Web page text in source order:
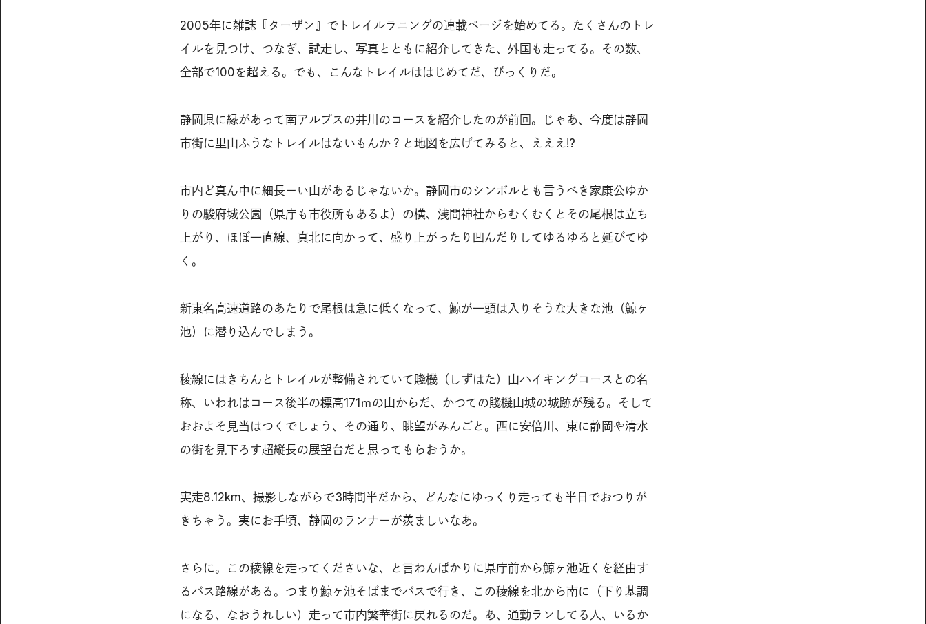
2005年に雑誌『ターザン』でトレイルラニングの連載ページを始めてる。たくさんのトレ
イルを見つけ、つなぎ、試走し、写真とともに紹介してきた、外国も走ってる。その数、
全部で100を超える。でも、こんなトレイルははじめてだ、びっくりだ。
静岡県に縁があって南アルプスの井川のコースを紹介したのが前回。じゃあ、今度は静岡
市街に里山ふうなトレイルはないもんか？と地図を広げてみると、えええ!?
市内ど真ん中に細長ーい山があるじゃないか。静岡市のシンボルとも言うべき家康公ゆか
りの駿府城公園（県庁も市役所もあるよ）の横、浅間神社からむくむくとその尾根は立ち
上がり、ほぼ一直線、真北に向かって、盛り上がったり凹んだりしてゆるゆると延びてゆ
く。
新東名高速道路のあたりで尾根は急に低くなって、鯨が一頭は入りそうな大きな池（鯨ヶ
池）に潜り込んでしまう。
稜線にはきちんとトレイルが整備されていて賤機（しずはた）山ハイキングコースとの名
称、いわれはコース後半の標高171ｍの山からだ、かつての賤機山城の城跡が残る。そして
おおよそ見当はつくでしょう、その通り、眺望がみんごと。西に安倍川、東に静岡や清水
の街を見下ろす超縦長の展望台だと思ってもらおうか。
実走8.12km、撮影しながらで3時間半だから、どんなにゆっくり走っても半日でおつりが
きちゃう。実にお手頃、静岡のランナーが羨ましいなあ。
さらに。この稜線を走ってくださいな、と言わんばかりに県庁前から鯨ヶ池近くを経由す
るバス路線がある。つまり鯨ヶ池そばまでバスで行き、この稜線を北から南に（下り基調
になる、なおうれしい）走って市内繁華街に戻れるのだ。あ、通勤ランしてる人、いるか